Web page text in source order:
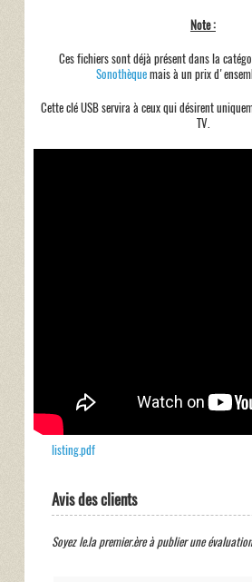
Note :
Ces fichiers sont déjà présent dans la
Sonothèquemais à un prix
Cette clé USB servira à ceux qui désirent
TV.
listing.pdf
Avis des clients
Soyez le.la premier.ère à publier une